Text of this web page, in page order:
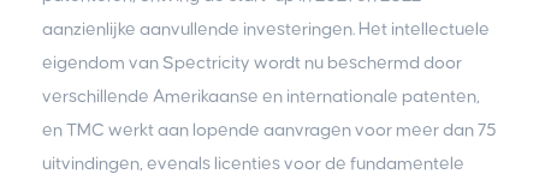
aanzienlijke aanvullende investeringen. Het intellectuele
eigendom van Spectricity wordt nu beschermd door
verschillende Amerikaanse en internationale patenten,
en TMC werkt aan lopende aanvragen voor meer dan 75
uitvindingen, evenals licenties voor de fundamentele